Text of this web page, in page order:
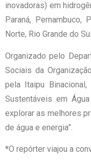
inovadoras) em
Paraná, Pernambuco,
Norte, Rio Grande do
Organizado pelo
Sociais da
pela Itaipu
Sustentáveis em
explorar as melhores
de água e energia”.
*O repórter viajou a